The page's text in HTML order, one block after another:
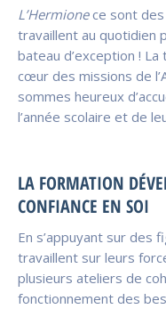
L’Hermionece sont des
travaillent au quotidien
bateau d’exception !
cœur des missions de
sommes heureux
l’année scolaire et de
LA FORMATION
CONFIANCE EN SOI
En s’appuyant sur des
travaillent sur leurs
plusieurs ateliers de
fonctionnement des